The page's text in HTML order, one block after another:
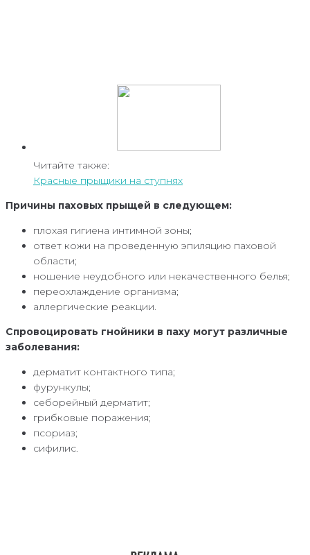
Читайте также:
Красные прыщики на ступнях
Причины паховых прыщей в следующем:
плохая гигиена интимной зоны;
ответ кожи на проведенную эпиляцию паховой
области;
ношение неудобного или некачественного белья;
переохлаждение организма;
аллергические реакции.
Спровоцировать гнойники в паху могут различные
заболевания:
дерматит контактного типа;
фурункулы;
себорейный дерматит;
грибковые поражения;
псориаз;
сифилис.